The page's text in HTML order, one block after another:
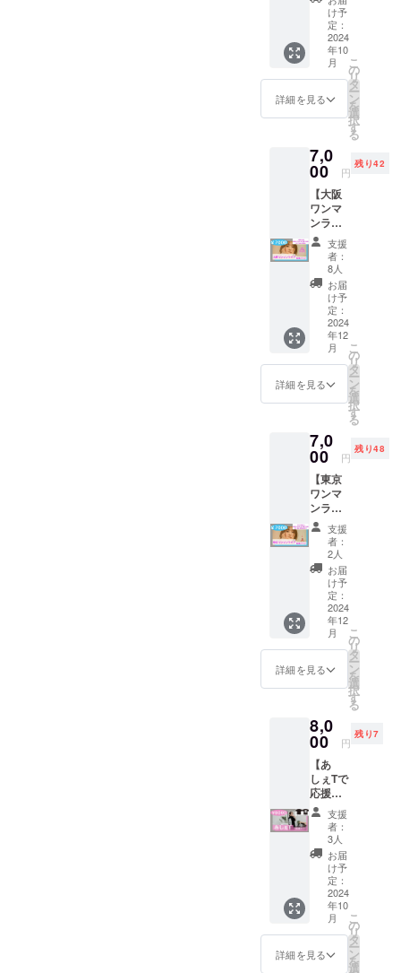
はでき
ませ
ん。場
内への
持込み
を見つ
けた場
ケット
回収の
上、退
場とさ
せて頂
く場合
がござ
いま
す。 ・
各公演
は、映
像収録
および
写真撮
影用の
が会場
内に入
お客様
の様子
が媒体
や商品
映像に
映りこ
む場合
がござ
いま
す。収
録され
た映像
や写真
は商品
化やプ
ション
等に使
性がご
ざいま
すので
予めご
了承下
さい。
【場外
におけ
る注
意・禁
止事
項】 ・
会場周
辺にお
いて近
並びに
し中断
いたし
ます。
ビデオ
通話は
の試み
です
や普段
直接お
話でき
ない方
ともお
話でき
る機会
を作り
たくて
このよ
うなプ
ランを
作って
みまし
た。も
普段か
らライ
を運ん
でくだ
さり、
直接お
話しで
きる方
もいつ
も通り
楽しく
お話し
出来た
ら嬉し
いです
収録曲
Starligh
t 2. 秘色
3. Live
Grief 5.
Stand
ver- 20
歳の誕
生日に
リリー
スした
作品で
す。 普
通のCD
より大
きい18
センチ
サイズ
にこだ
わりま
した。
ジブッ
クレッ
りま
す！ 20
歳の私
が詰
まった
この作
品、是
非聴い
ていた
だける
と嬉し
いで
す！
イズ：
30×110
mm・
素材：
ミラー
コート
シール
20RER
UN ポス
トカー
ド2枚組
(画像参
照・サ
イズ：
100×14
ていた
だきま
す。
(メール
の内容
はみな
さま同
ロライ
ブ in東
京にお
ける応
援プラ
ンで
す。 ■
概要
2024年
10月5日
(土） 会
場：
Studio
Waves
Nishiaz
abu- 東
東京都
港区南
青山4-
9-1 B1F
時間 :
open
17:30
start
18:00
料金：
¥2500 ■
注意事
項： ・
お席は
先着順
・お客
様都合
による
不参加
は保証
致しか
ねま
す。 ・
昼公演
と夜公
演のど
ちらが
ご希望
かお選
びくだ
さい。
・下記
意・禁
ターン
内容：
①2024
年3月31
日発売
16曲入
りベス
トアル
バム
Momen
t(通常
ver.)」
の
CD(サ
イン入
り)を郵
送。
②Ache
rieより
サン
キュー
カード
を同
封。
2024年
3月31日
ベスト
アルバ
ム「The
Momen
t(通常
ver.)」
(サイン
入り)と
限定ポ
スト
カード
をお送
りする
プラン
です。
ミニア
ルバム
Acherie
よりサ
ン
キュー
カード
を同封
させて
いただ
きま
す。 仕
様： •56
ページ
ブック
レット •
ポス
ター
面 •ポス
け予
定：
2024
年10
月
詳細を見る
こ
の
リ
タ
ー
ン
を
選
択
す
る
7,0
00 円
残り42
【大阪
ワンマ
ンライ
ブ応援
プラ
ン】 リ
ターン
内容：
①Ache
rie大阪
ワンマ
ンライ
ブのチ
ケット
を提供
させて
きま
す。(会
場取り
置き)
②Ache
rieより
お礼の
メール
をお送
りさせ
ていた
だきま
す。
(メール
の内容
はみな
さま同
Acherie
大阪ワ
ンマン
ライブ
におけ
る応援
プラン
です。
■ 概要
2024年
12月8日
(日） 会
場：大
RUIDO
〒542-
0081 大
阪府大
支援
者：
8人
お届
け予
定：
2024
年12
月
詳細を見る
こ
の
リ
タ
ー
ン
を
選
択
す
る
7,0
00 円
残り48
【東京
ワンマ
ンライ
ブ応援
プラ
ン】 リ
ターン
内容：
①Ache
rie東京
ワンマ
ンライ
ブのチ
ケット
を提供
させて
きま
す。(会
場取り
置き)
②Ache
rieより
お礼の
メール
をお送
りさせ
ていた
だきま
す。
(メール
の内容
はみな
さま同
支援
者：
2人
お届
け予
定：
2024
年12
月
詳細を見る
こ
の
リ
タ
ー
ン
を
選
択
す
る
8,0
00 円
残り7
【あ
しぇTで
応援プ
ラン】
リター
ン内
容： ①
オリジ
ナルT
シャツ
(サイズ
を選択
可能)を
郵送。
②Ache
支援
者：
3人
お届
け予
定：
2024
年10
月
詳細を見る
こ
の
リ
タ
ー
ン
を
選